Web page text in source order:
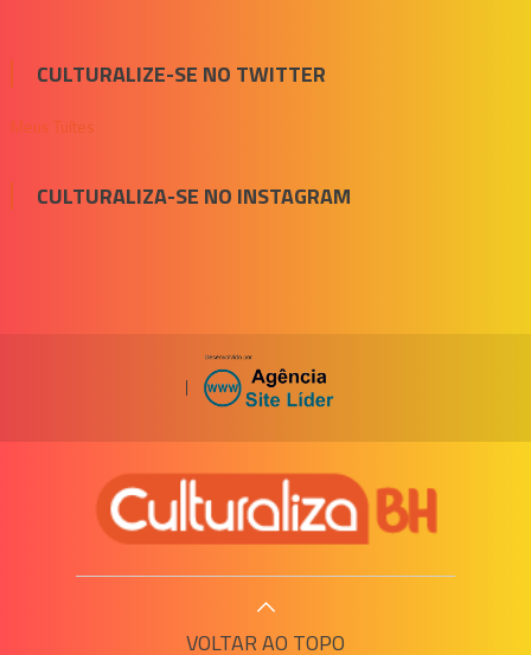
CULTURALIZE-SE NO TWITTER
Meus Tuítes
CULTURALIZA-SE NO INSTAGRAM
|
VOLTAR AO TOPO